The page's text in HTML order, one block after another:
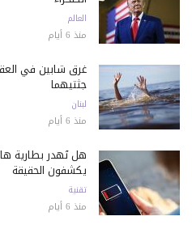
العالم
منذ 6 أيام
غرق شابين في
جثتيهما
لبنان
منذ 6 أيام
هل تُهدر بطارية
يكشفون الحقيقة
تقنية
منذ 6 أيام